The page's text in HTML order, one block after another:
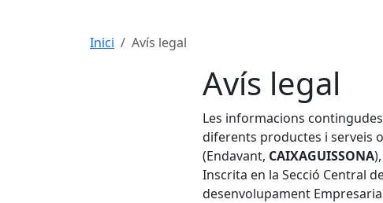
Inici Avís legal
Avís legal
Les informacions
diferents productes i serveis
(Endavant, CAIXAGUISSONA
Inscrita en la Secció Central
desenvolupament